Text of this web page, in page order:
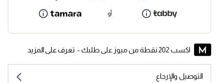
أو
اكسب 202 نقطة من ميوز على طلبك - تعرف على المزيد
التوصيل والإرجاع